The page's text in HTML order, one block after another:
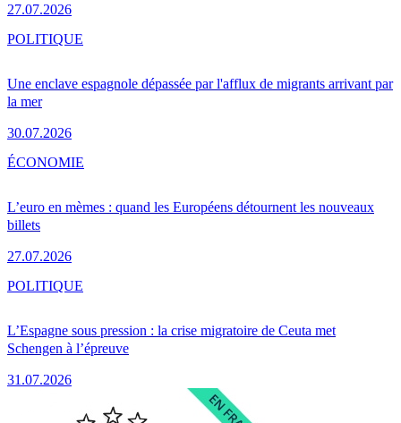
27.07.2026
Une enclave espagnole dépassée par l'afflux de migrants arrivant par
la mer
30.07.2026
POLITIQUE
L’euro en mèmes : quand les Européens détournent les nouveaux
billets
27.07.2026
ÉCONOMIE
L’Espagne sous pression : la crise migratoire de Ceuta met
Schengen à l’épreuve
31.07.2026
POLITIQUE